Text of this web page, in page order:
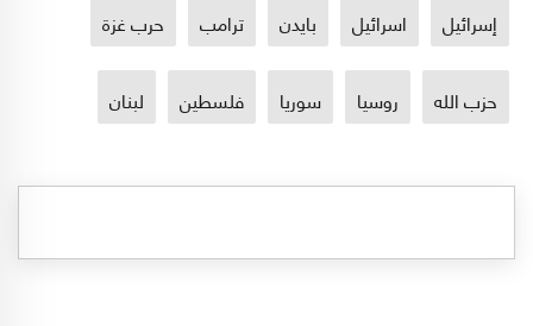
إسرائيل اسرائيل بايدن ترامب حرب غزة
حزب الله روسيا سوريا فلسطين لبنان